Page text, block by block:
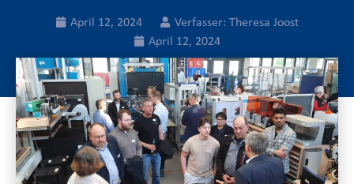
April 12, 2024 Verfasser: Theresa Joost
April 12, 2024